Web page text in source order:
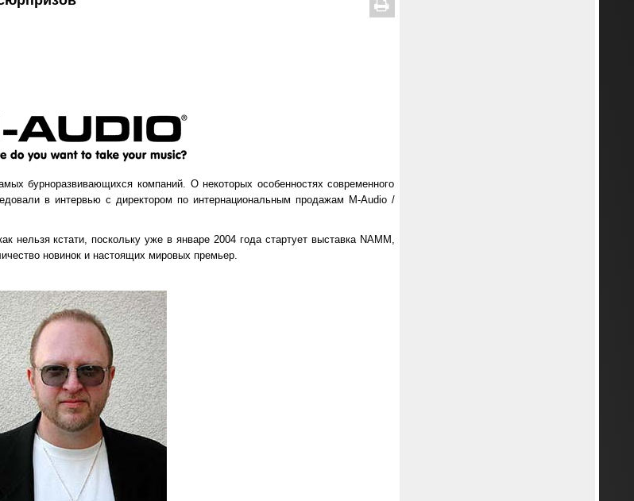
бурноразвивающихся компаний. О некоторых особенностях современного
в интервью с директором по интернациональным продажам M-Audio /
нельзя кстати, поскольку уже в январе 2004 года стартует выставка NAMM,
новинок и настоящих мировых премьер.